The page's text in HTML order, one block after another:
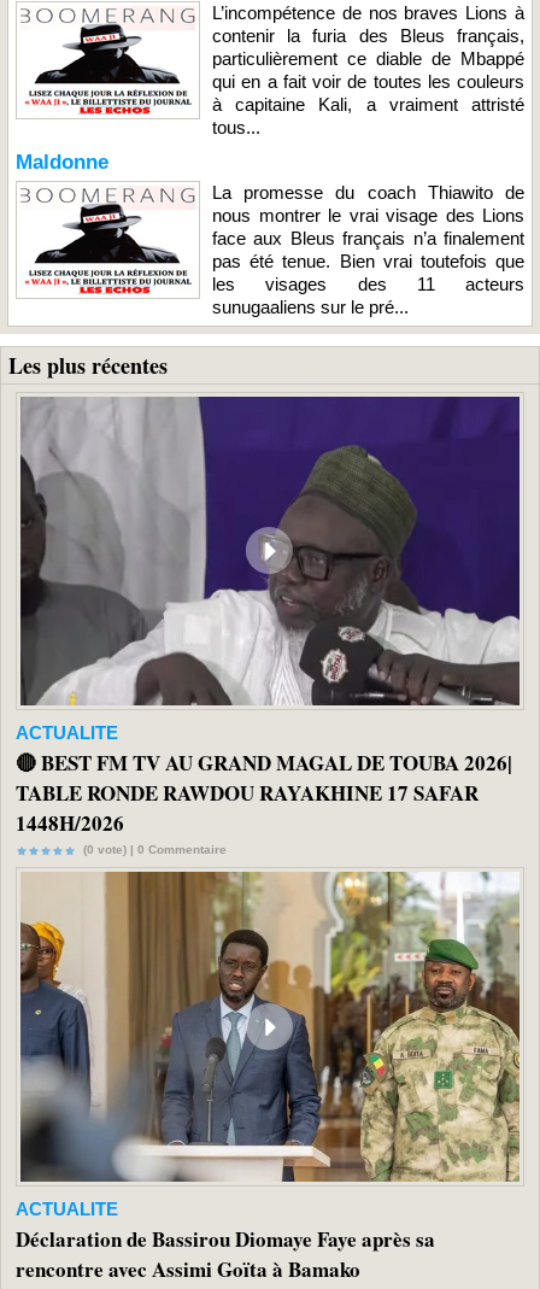
L’incompétence de nos braves Lions à
contenir la furia des Bleus français,
particulièrement ce diable de Mbappé
qui en a fait voir de toutes les couleurs
à capitaine Kali, a vraiment attristé
tous...
Maldonne
La promesse du coach Thiawito de
nous montrer le vrai visage des Lions
face aux Bleus français n’a finalement
pas été tenue. Bien vrai toutefois que
les visages des 11 acteurs
sunugaaliens sur le pré...
Les plus récentes
ACTUALITE
🔴 BEST FM TV AU GRAND MAGAL DE TOUBA 2026|
TABLE RONDE RAWDOU RAYAKHINE 17 SAFAR
1448H/2026
(0 vote) | 0 Commentaire
ACTUALITE
Déclaration de Bassirou Diomaye Faye après sa
rencontre avec Assimi Goïta à Bamako